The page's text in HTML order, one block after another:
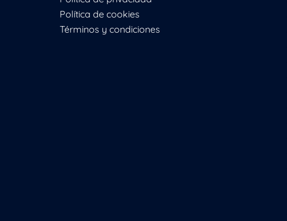
Política de cookies
Términos y condiciones